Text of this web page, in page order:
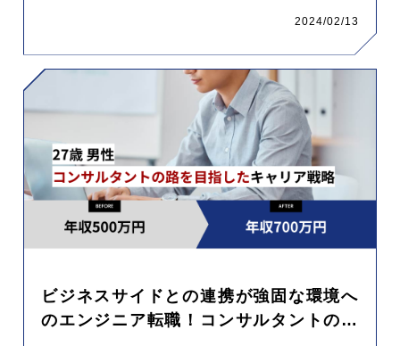
2024/02/13
ビジネスサイドとの連携が強固な環境へ
のエンジニア転職！コンサルタントの路